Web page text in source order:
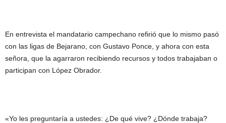
En entrevista el mandatario campechano refirió que lo mismo pasó
con las ligas de Bejarano, con Gustavo Ponce, y ahora con esta
señora, que la agarraron recibiendo recursos y todos trabajaban o
participan con López Obrador.
«Yo les preguntaría a ustedes: ¿De qué vive? ¿Dónde trabaja?